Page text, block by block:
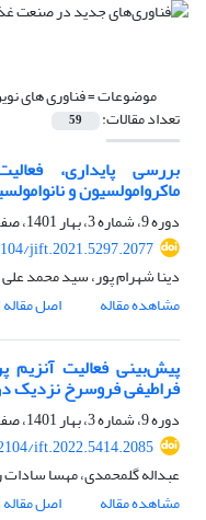
موضوعات =فناوری های
تعداد مقالات: 59
بررسی پایداری،
ماکروامولسیون و
دوره 9، شماره 3، بهار 1401، صفحه
jift.2021.5297.2077
دینا شهرام پور، سید محمد
مشاهده مقاله
اصل مقاله
پیش‌بینی فعالیت آنزیم
فراطیفی فروسرخ نزدیک
دوره 9، شماره 3، بهار 1401، صفحه
ift.2022.5414.2085
عبداله گلمحمدی، مهسا
مشاهده مقاله
اصل مقاله